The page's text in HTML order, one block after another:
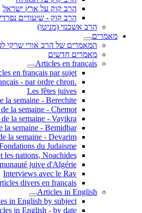
הרב קוק על ארץ ישראל
הרב קוק - שיעורים
הרב אשכנזי (מניטו)
מאמרים
המאמרים של הרב אורי שרקי
מאמרים חדשים
Articles en français
en français par sujet
.Articles en français - par ordre chron
Les fêtes juives
la semaine - Berechite
la semaine - Chemot
la semaine - Vayikra
la semaine - Bemidbar
la semaine - Devarim
du Judaisme
les nations, Noachides
juive d'Algérie
Interviews avec le Rav
divers en français
Articles in English
in English by subject
in English - by date